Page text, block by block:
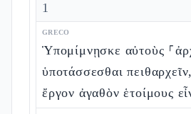
1
GRECO
Ὑπομίμνῃσκε αὐτοὺς
ὑποτάσσεσθαι
ἔργον ἀγαθὸν ἑτοίμους